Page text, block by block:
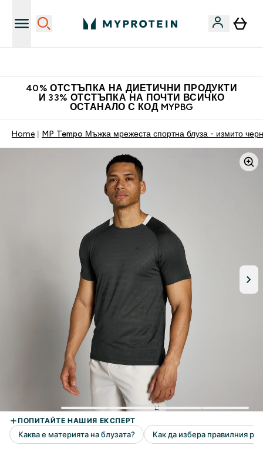
40% ОТСТЪПКА НА ДИЕТИЧНИ ПРОДУКТИ
И 33% ОТСТЪПКА НА ПОЧТИ ВСИЧКО
ОСТАНАЛО С КОД MYPBG
Home MP Tempo Мъжка мрежеста спортна блуза - измито